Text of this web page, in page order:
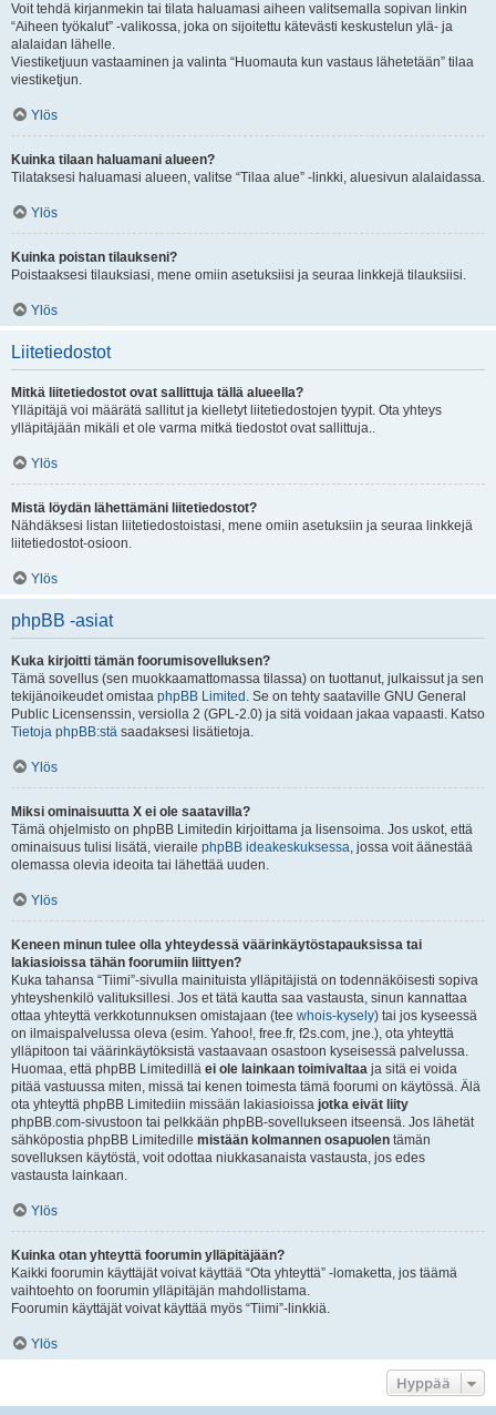
Voit tehdä kirjanmekin tai tilata haluamasi aiheen valitsemalla sopivan linkin
“Aiheen työkalut” -valikossa, joka on sijoitettu kätevästi keskustelun ylä- ja
alalaidan lähelle.
Viestiketjuun vastaaminen ja valinta “Huomauta kun vastaus lähetetään” tilaa
viestiketjun.
Ylös
Kuinka tilaan haluamani alueen?
Tilataksesi haluamasi alueen, valitse “Tilaa alue” -linkki, aluesivun alalaidassa.
Ylös
Kuinka poistan tilaukseni?
Poistaaksesi tilauksiasi, mene omiin asetuksiisi ja seuraa linkkejä tilauksiisi.
Ylös
Liitetiedostot
Mitkä liitetiedostot ovat sallittuja tällä alueella?
Ylläpitäjä voi määrätä sallitut ja kielletyt liitetiedostojen tyypit. Ota yhteys
ylläpitäjään mikäli et ole varma mitkä tiedostot ovat sallittuja..
Ylös
Mistä löydän lähettämäni liitetiedostot?
Nähdäksesi listan liitetiedostoistasi, mene omiin asetuksiin ja seuraa linkkejä
liitetiedostot-osioon.
Ylös
phpBB -asiat
Kuka kirjoitti tämän foorumisovelluksen?
Tämä sovellus (sen muokkaamattomassa tilassa) on tuottanut, julkaissut ja sen
tekijänoikeudet omistaa phpBB Limited . Se on tehty saataville GNU General
Public Licensenssin, versiolla 2 (GPL-2.0) ja sitä voidaan jakaa vapaasti. Katso
Tietoja phpBB:stä saadaksesi lisätietoja.
Ylös
Miksi ominaisuutta X ei ole saatavilla?
Tämä ohjelmisto on phpBB Limitedin kirjoittama ja lisensoima. Jos uskot, että
ominaisuus tulisi lisätä, vieraile phpBB ideakeskuksessa, jossa voit äänestää
olemassa olevia ideoita tai lähettää uuden.
Ylös
Keneen minun tulee olla yhteydessä väärinkäytöstapauksissa tai
lakiasioissa tähän foorumiin liittyen?
Kuka tahansa “Tiimi”-sivulla mainituista ylläpitäjistä on todennäköisesti sopiva
yhteyshenkilö valituksillesi. Jos et tätä kautta saa vastausta, sinun kannattaa
ottaa yhteyttä verkkotunnuksen omistajaan (tee whois-kysely) tai jos kyseessä
on ilmaispalvelussa oleva (esim. Yahoo!, free.fr, f2s.com, jne.), ota yhteyttä
ylläpitoon tai väärinkäytöksistä vastaavaan osastoon kyseisessä palvelussa.
Huomaa, että phpBB Limitedillä ei ole lainkaan toimivaltaa ja sitä ei voida
pitää vastuussa miten, missä tai kenen toimesta tämä foorumi on käytössä. Älä
ota yhteyttä phpBB Limitediin missään lakiasioissa jotka eivät liity
phpBB.com-sivustoon tai pelkkään phpBB-sovellukseen itseensä. Jos lähetät
sähköpostia phpBB Limitedille mistään kolmannen osapuolen tämän
sovelluksen käytöstä, voit odottaa niukkasanaista vastausta, jos edes
vastausta lainkaan.
Ylös
Kuinka otan yhteyttä foorumin ylläpitäjään?
Kaikki foorumin käyttäjät voivat käyttää “Ota yhteyttä” -lomaketta, jos täämä
vaihtoehto on foorumin ylläpitäjän mahdollistama.
Foorumin käyttäjät voivat käyttää myös “Tiimi”-linkkiä.
Ylös
Hyppää